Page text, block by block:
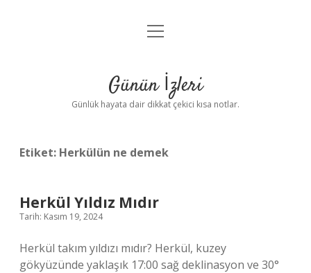
Anasayfa
Yasal Uyarı
menüyü
Günün İzleri
Günlük hayata dair dikkat çekici kısa notlar.
Etiket: Herkülün ne demek
Herkül Yıldız Mıdır
Tarih: Kasım 19, 2024
Herkül takım yıldızı mıdır? Herkül, kuzey
gökyüzünde yaklaşık 17:00 sağ deklinasyon ve 30°